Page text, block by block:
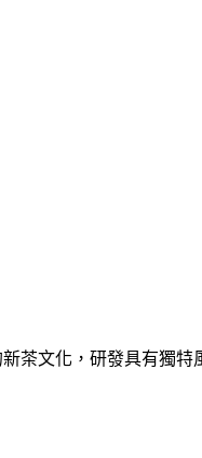
茶文化，研發具有獨